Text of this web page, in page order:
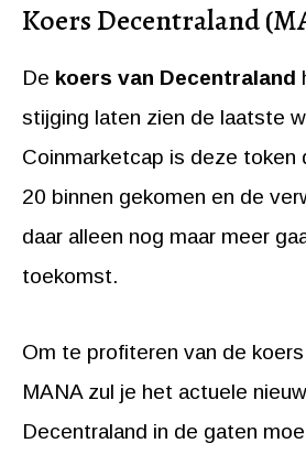
Koers Decentraland
De koers van Decentraland
stijging laten zien de laatste
Coinmarketcap is deze token
20 binnen gekomen en de
daar alleen nog maar meer
toekomst.
Om te profiteren van de
MANA zul je het actuele
Decentraland in de gaten